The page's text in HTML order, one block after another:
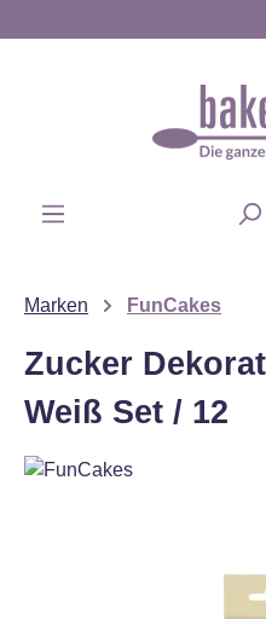
Marken FunCakes
Zucker
Weiß Set / 12